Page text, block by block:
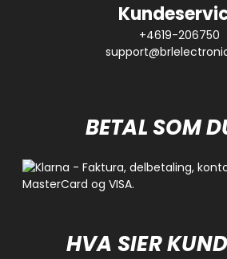
+4619-206750
BETAL SOM
HVA SIER